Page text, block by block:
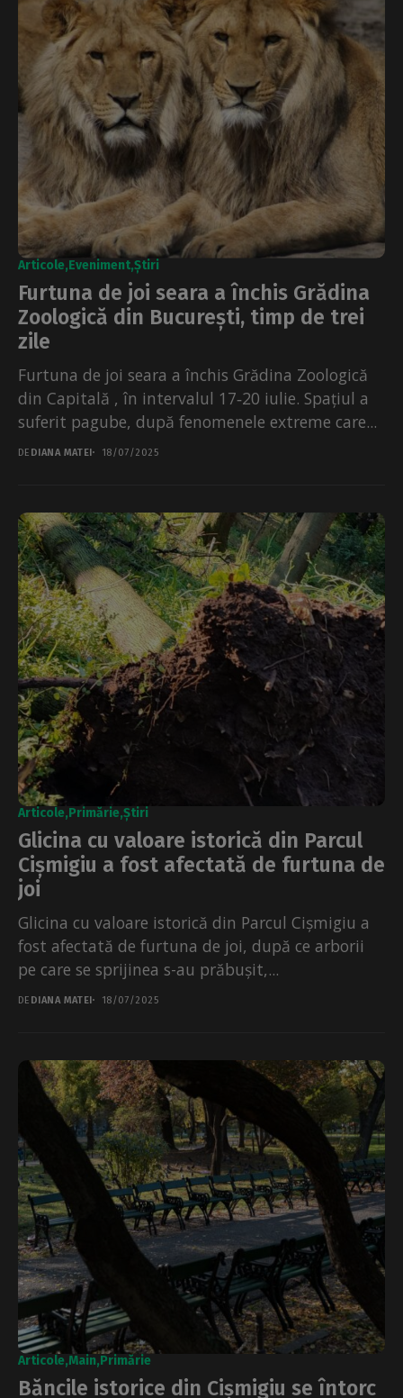
Articole Eveniment Știri
Furtuna de joi seara a închis Grădina
Zoologică din București, timp de trei
zile
Furtuna de joi seara a închis Grădina Zoologică
din Capitală , în intervalul 17‑20 iulie. Spațiul a
suferit pagube, după fenomenele extreme care...
DE DIANA MATEI 18/07/2025
Articole Primărie Știri
Glicina cu valoare istorică din Parcul
Cișmigiu a fost afectată de furtuna de
joi
Glicina cu valoare istorică din Parcul Cișmigiu a
fost afectată de furtuna de joi, după ce arborii
pe care se sprijinea s-au prăbușit,...
DE DIANA MATEI 18/07/2025
Articole Main Primărie
Băncile istorice din Cișmigiu se întorc